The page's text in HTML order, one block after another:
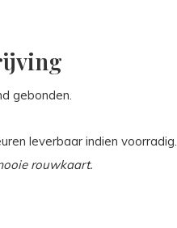
gebonden.
leverbaar indien voorradig.
rouwkaart.